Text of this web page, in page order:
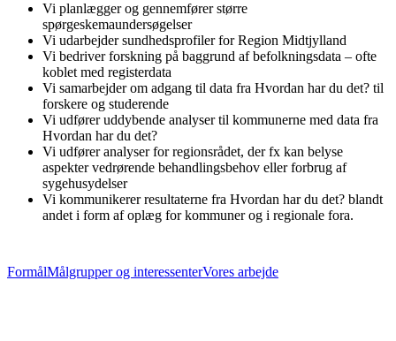
Vi planlægger og gennemfører større
spørgeskemaundersøgelser
Vi udarbejder sundhedsprofiler for Region Midtjylland
Vi bedriver forskning på baggrund af befolkningsdata – ofte
koblet med registerdata
Vi samarbejder om adgang til data fra Hvordan har du det? til
forskere og studerende
Vi udfører uddybende analyser til kommunerne med data fra
Hvordan har du det?
Vi udfører analyser for regionsrådet, der fx kan belyse
aspekter vedrørende behandlingsbehov eller forbrug af
sygehusydelser
Vi kommunikerer resultaterne fra Hvordan har du det? blandt
andet i form af oplæg for kommuner og i regionale fora.
FormålMålgrupper og interessenterVores arbejde